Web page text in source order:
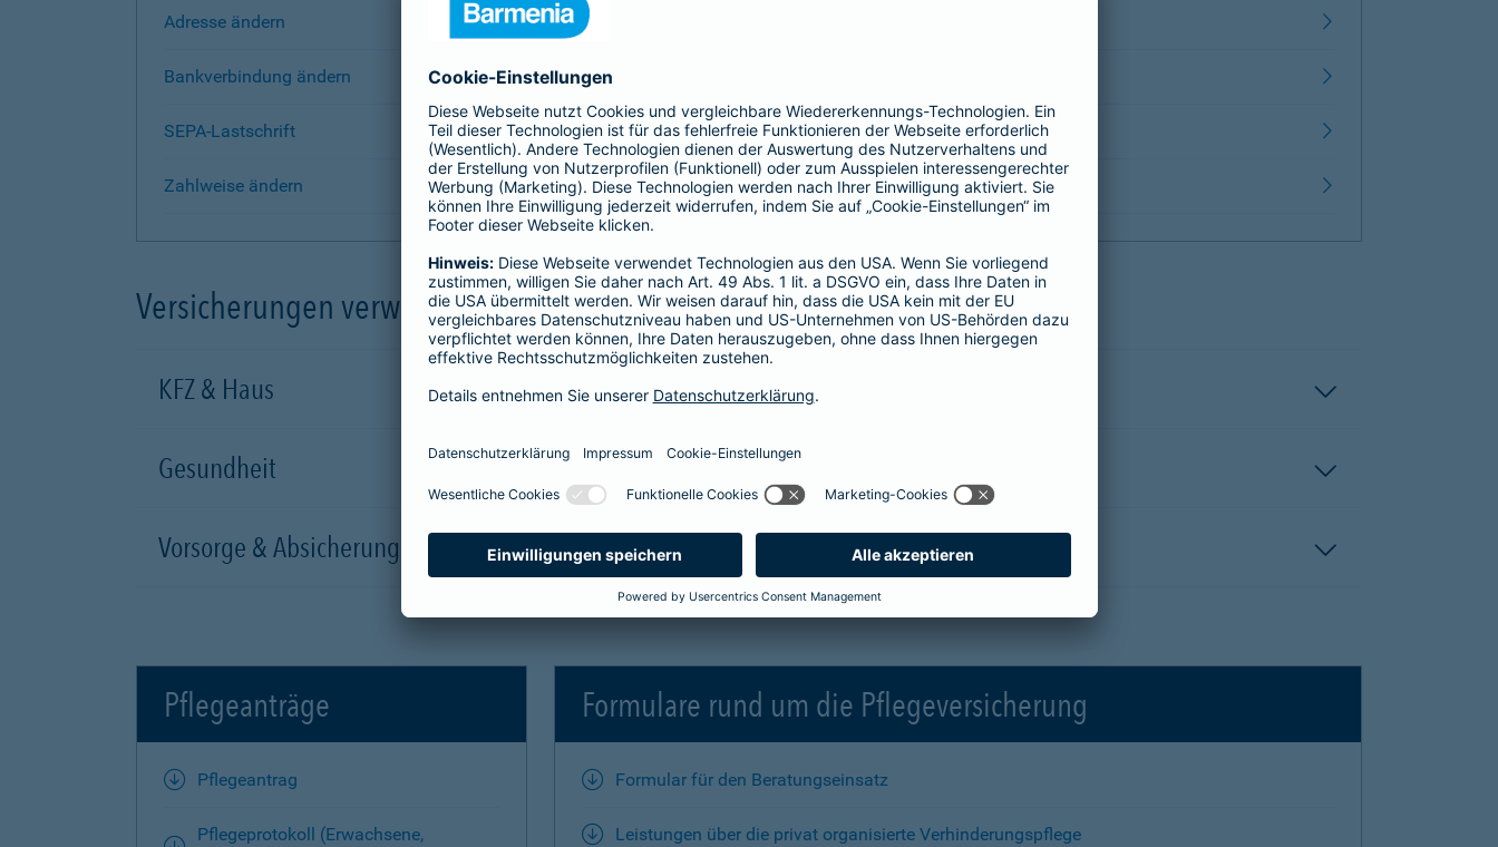
Adresse ändern
Bankverbindung ändern
SEPA-Lastschrift
Zahlweise ändern
Versicherungen verwalten
KFZ & Haus
Gesundheit
Vorsorge & Absicherung
Pflegeanträge
Pflegeantrag
Pflegeprotokoll (Erwachsene,
Formulare rund um die Pflegeversicherung
Formular für den Beratungseinsatz
Leistungen über die privat organisierte Verhinderungspflege